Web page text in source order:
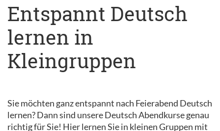
Entspannt Deutsch
lernen in
Kleingruppen
Sie möchten ganz entspannt nach Feierabend Deutsch
lernen? Dann sind unsere Deutsch Abendkurse genau
richtig für Sie! Hier lernen Sie in kleinen Gruppen mit